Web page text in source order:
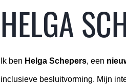
HELGA
Ik ben Helga Schepers, een
inclusieve besluitvorming. Mijn